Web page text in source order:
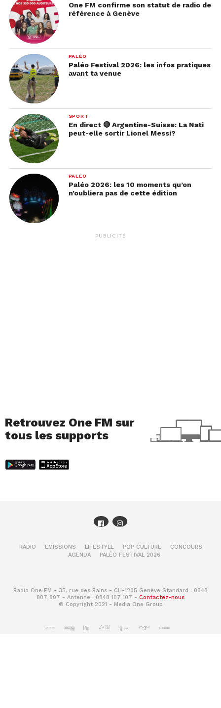
One FM confirme son statut de radio de
référence à Genève
PALÉO
Paléo Festival 2026: les infos pratiques
avant ta venue
SPORT
En direct 🔴 Argentine-Suisse: La Nati
peut-elle sortir Lionel Messi?
PALÉO
Paléo 2026: les 10 moments qu’on
n’oubliera pas de cette édition
PUBLICITÉ
Retrouvez One FM sur
tous les supports
RADIO EMISSIONS LIFESTYLE POP CULTURE
CONCOURS
AGENDA
PALÉO FESTIVAL 2026
Radio One FM - 35, rue des Bains - CH-1205 Genève Standard : 0848
807 807 - Antenne : 0848 107 107 - Contactez-nous
© Copyright 2021 - Media One Group